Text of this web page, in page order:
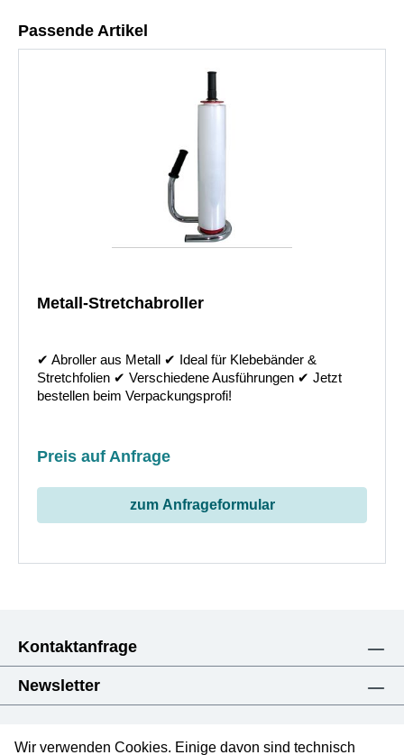
Passende Artikel
Metall-Stretchabroller
✔︎ Abroller aus Metall ✔︎ Ideal für Klebebänder &
Stretchfolien ✔︎ Verschiedene Ausführungen ✔︎ Jetzt
bestellen beim Verpackungsprofi!
Preis auf Anfrage
zum Anfrageformular
Kontaktanfrage
Newsletter
Wir verwenden Cookies. Einige davon sind technisch